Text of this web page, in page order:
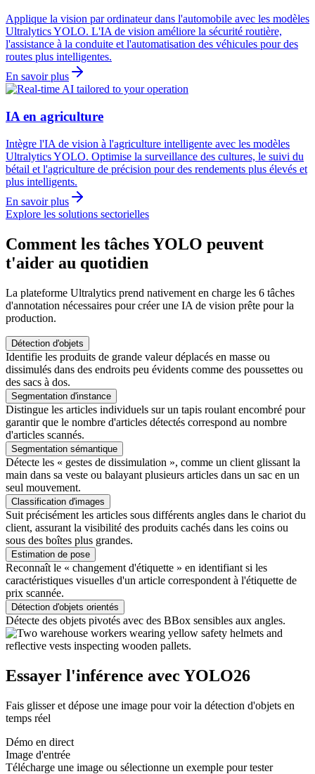
Applique la vision par ordinateur dans l'automobile avec les modèles
Ultralytics YOLO. L'IA de vision améliore la sécurité routière,
l'assistance à la conduite et l'automatisation des véhicules pour des
routes plus intelligentes.
En savoir plus
IA en agriculture
Intègre l'IA de vision à l'agriculture intelligente avec les modèles
Ultralytics YOLO. Optimise la surveillance des cultures, le suivi du
bétail et l'agriculture de précision pour des rendements plus élevés et
plus intelligents.
En savoir plus
Explore les solutions sectorielles
Comment les tâches YOLO peuvent
t'aider au quotidien
La plateforme Ultralytics prend nativement en charge les 6 tâches
d'annotation nécessaires pour créer une IA de vision prête pour la
production.
Détection d'objets
Identifie les produits de grande valeur déplacés en masse ou
dissimulés dans des endroits peu évidents comme des poussettes ou
des sacs à dos.
Segmentation d'instance
Distingue les articles individuels sur un tapis roulant encombré pour
garantir que le nombre d'articles détectés correspond au nombre
d'articles scannés.
Segmentation sémantique
Détecte les « gestes de dissimulation », comme un client glissant la
main dans sa veste ou balayant plusieurs articles dans un sac en un
seul mouvement.
Classification d'images
Suit précisément les articles sous différents angles dans le chariot du
client, assurant la visibilité des produits cachés dans les coins ou
sous des boîtes plus grandes.
Estimation de pose
Reconnaît le « changement d'étiquette » en identifiant si les
caractéristiques visuelles d'un article correspondent à l'étiquette de
prix scannée.
Détection d'objets orientés
Détecte des objets pivotés avec des BBox sensibles aux angles.
Essayer l'inférence avec YOLO26
Fais glisser et dépose une image pour voir la détection d'objets en
temps réel
Démo en direct
Image d'entrée
Télécharge une image ou sélectionne un exemple pour tester